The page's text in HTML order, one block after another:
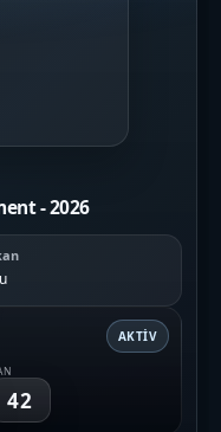
- 2026
AKTIV
42